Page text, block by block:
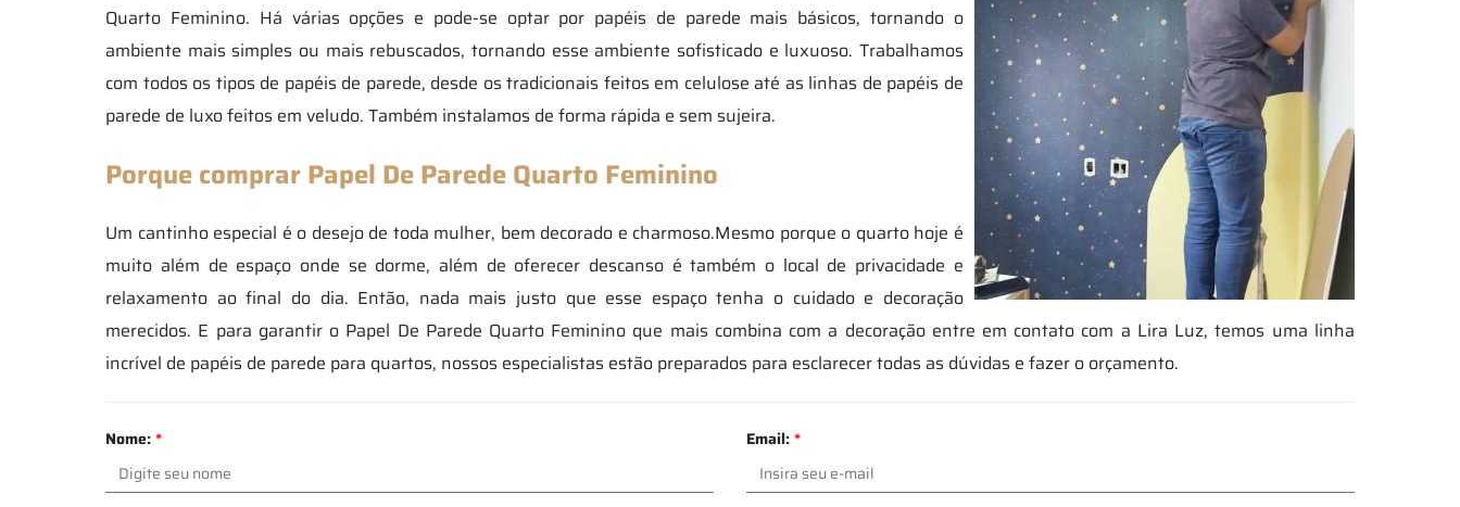
Quarto Feminino. Há várias opções e pode-se optar por papéis de parede mais básicos, tornando o
ambiente mais simples ou mais rebuscados, tornando esse ambiente sofisticado e luxuoso. Trabalhamos
com todos os tipos de papéis de parede, desde os tradicionais feitos em celulose até as linhas de papéis de
parede de luxo feitos em veludo. Também instalamos de forma rápida e sem sujeira.
Porque comprar Papel De Parede Quarto Feminino
Um cantinho especial é o desejo de toda mulher, bem decorado e charmoso.Mesmo porque o quarto hoje é
muito além de espaço onde se dorme, além de oferecer descanso é também o local de privacidade e
relaxamento ao final do dia. Então, nada mais justo que esse espaço tenha o cuidado e decoração
merecidos. E para garantir o Papel De Parede Quarto Feminino que mais combina com a decoração entre em contato com a Lira Luz, temos uma linha
incrível de papéis de parede para quartos, nossos especialistas estão preparados para esclarecer todas as dúvidas e fazer o orçamento.
Nome:* Email:*